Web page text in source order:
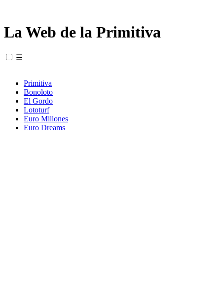
La Web de la Primitiva
☰
Primitiva
Bonoloto
El Gordo
Lototurf
Euro Millones
Euro Dreams